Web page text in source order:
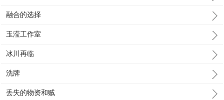
融合的选择
玉滢工作室
冰川再临
洗牌
丢失的物资和贼